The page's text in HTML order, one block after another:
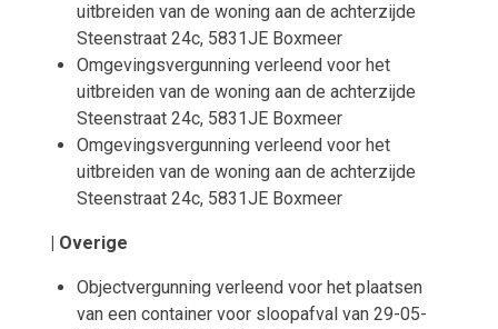
uitbreiden van de woning aan de achterzijde
Steenstraat 24c, 5831JE Boxmeer
Omgevingsvergunning verleend voor het
uitbreiden van de woning aan de achterzijde
Steenstraat 24c, 5831JE Boxmeer
Omgevingsvergunning verleend voor het
uitbreiden van de woning aan de achterzijde
Steenstraat 24c, 5831JE Boxmeer
| Overige
Objectvergunning verleend voor het plaatsen
van een container voor sloopafval van 29-05-